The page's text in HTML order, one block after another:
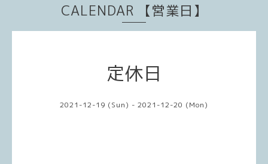
CALENDAR 【営業日】
定休日
2021-12-19 (Sun) - 2021-12-20 (Mon)